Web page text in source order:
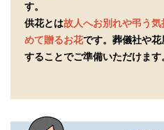
す。
供花とは故人へお別れや弔う気
めて贈るお花です。 葬儀社や花
することでご準備いただけます